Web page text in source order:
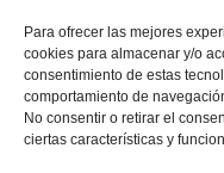
Para ofrecer las mejores
cookies para almacenar y/o
consentimiento de estas
comportamiento de
No consentir o retirar el
ciertas características y